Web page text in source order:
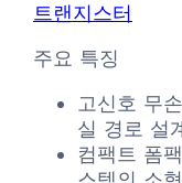
트랜지스터
주요 특징
고신호 무
실 경로 설
컴팩트 폼